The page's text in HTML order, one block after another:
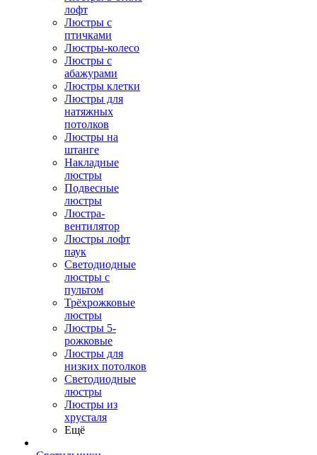
лофт
Люстры с
птичками
Люстры-колесо
Люстры с
абажурами
Люстры клетки
Люстры для
натяжных
потолков
Люстры на
штанге
Накладные
люстры
Подвесные
люстры
Люстра-
вентилятор
Люстры лофт
паук
Светодиодные
люстры с
пультом
Трёхрожковые
люстры
Люстры 5-
рожковые
Люстры для
низких потолков
Cветодиодные
люстры
Люстры из
хрусталя
Ещё